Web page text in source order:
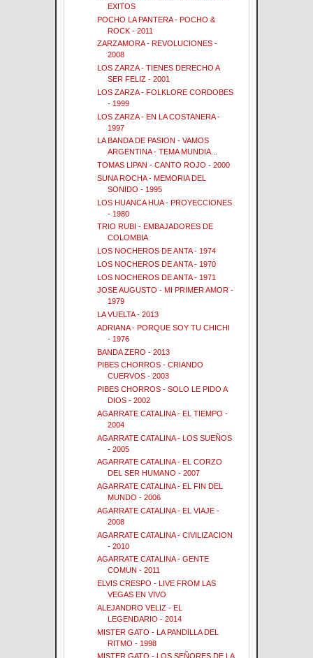
EXITOS
POCHO LA PANTERA - POCHO &
ROCK - 2011
ZARZAMORA - REVOLUCIONES -
2008
LOS ZARZA - TIENES DERECHO A
SER FELIZ - 2001
LOS ZARZA - FOLKLORE CORDOBES
- 1999
LOS ZARZA - EN LA COSTANERA -
1997
LA BANDA DE PASION - VAMOS
ARGENTINA - TEMA MUNDIA...
TOMAS LIPAN - CANTO ROJO - 2000
SUNA ROCHA - MEMORIA DEL
SONIDO - 1995
LOS HUANCA HUA - PROYECCIONES
- 1980
TRIO RUBI - EMBAJADORES DE
COLOMBIA
LOS NOCHEROS DE ANTA - 1974
LOS NOCHEROS DE ANTA - 1970
LOS NOCHEROS DE ANTA - 1971
JOSE AUGUSTO - MI PRIMER AMOR -
1979
LA VUELTA - 2013
ADRIANA - PORQUE SOY TU CHICHI
- 1976
BANDA ZERO - 2013
PIBES CHORROS - CRIANDO
CUERVOS - 2003
PIBES CHORROS - SOLO LE PIDO A
DIOS - 2002
AGARRATE CATALINA - EL TIEMPO -
2004
AGARRATE CATALINA - LOS SUEÑOS
- 2005
AGARRATE CATALINA - EL CORZO
DEL SER HUMANO - 2007
AGARRATE CATALINA - EL FIN DEL
MUNDO - 2006
AGARRATE CATALINA - EL VIAJE -
2008
AGARRATE CATALINA - CIVILIZACION
- 2010
AGARRATE CATALINA - GENTE
COMUN - 2011
ELVIS CRESPO - LIVE FROM LAS
VEGAS EN VIVO
ALEJANDRO VELIZ - EL
LEGENDARIO - 2014
MISTER GATO - LA PANDILLA DEL
RITMO - 1998
MISTER GATO - LOS SEÑORES DE LA